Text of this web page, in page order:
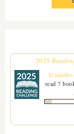
2025
Il salotto
read 7